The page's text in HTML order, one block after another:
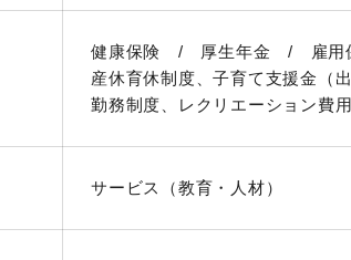
健康保険 / 厚生年金 / 雇
産休育休制度、子育て支援金（
勤務制度、レクリエーション費
サービス（教育・人材）